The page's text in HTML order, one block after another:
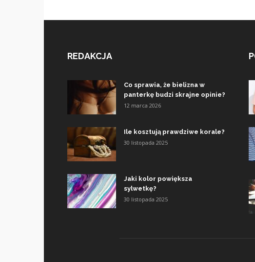
REDAKCJA
Co sprawia, że bielizna w
panterkę budzi skrajne opinie?
12 marca 2026
Ile kosztują prawdziwe korale?
30 listopada 2025
Jaki kolor powiększa
sylwetkę?
30 listopada 2025